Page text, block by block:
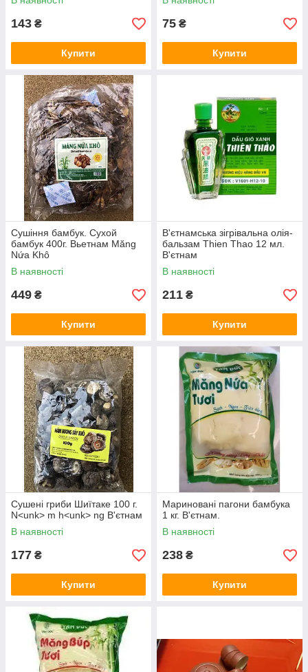
143 ₴
Купити
75 ₴
Купити
Сушіння бамбук. Сухой
бамбук 400г. Вьетнам Măng
Nứa Khô
В наявності
449 ₴
Купити
В'єтнамська зігрівальна олія-
бальзам Thien Thao 12 мл.
В'єтнам
В наявності
211 ₴
Купити
Сушені гриби Шиїтаке 100 г.
N<unk> m h<unk> ng В'єтнам
В наявності
177 ₴
Купити
Мариновані пагони бамбука
1 кг. В'єтнам.
В наявності
238 ₴
Купити